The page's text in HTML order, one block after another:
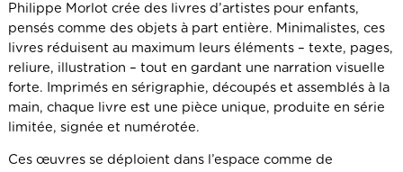
Philippe Morlot crée des livres d’artistes pour enfants,
pensés comme des objets à part entière. Minimalistes, ces
livres réduisent au maximum leurs éléments – texte, pages,
reliure, illustration – tout en gardant une narration visuelle
forte. Imprimés en sérigraphie, découpés et assemblés à la
main, chaque livre est une pièce unique, produite en série
limitée, signée et numérotée.
Ces œuvres se déploient dans l’espace comme de